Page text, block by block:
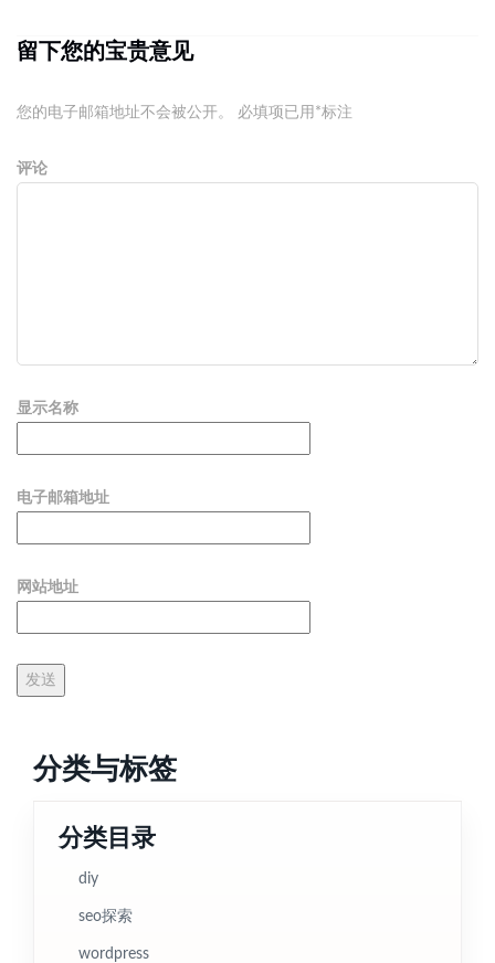
留下您的宝贵意见
您的电子邮箱地址不会被公开。 必填项已用 *标注
评论
显示名称
电子邮箱地址
网站地址
分类与标签
分类目录
diy
seo探索
wordpress